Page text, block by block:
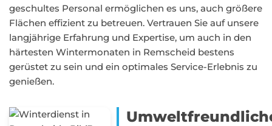
geschultes Personal ermöglichen es uns, auch größere
Flächen effizient zu betreuen. Vertrauen Sie auf unsere
langjährige Erfahrung und Expertise, um auch in den
härtesten Wintermonaten in Remscheid bestens
gerüstet zu sein und ein optimales Service-Erlebnis zu
genießen.